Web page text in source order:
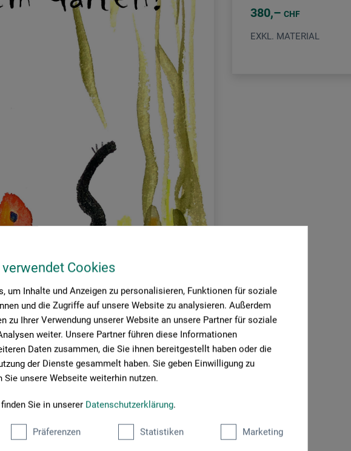
Cookies
um Inhalte und Anzeigen zu personalisieren, Funktionen für soziale
und die Zugriffe auf unsere Website zu analysieren. Außerdem
zu Ihrer Verwendung unserer Website an unsere Partner für soziale
weiter. Unsere Partner führen diese Informationen
Daten zusammen, die Sie ihnen bereitgestellt haben oder die
der Dienste gesammelt haben. Sie geben Einwilligung zu
Sie unsere Webseite weiterhin nutzen.
Sie in unserer Datenschutzerklärung.
Präferenzen Statistiken Marketing
380 CHF
EXKL. MATERIAL